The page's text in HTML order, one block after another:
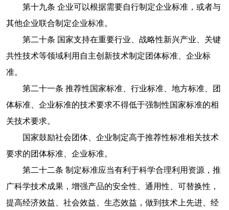
第十九条 企业可以根据需要自行制定企业标准，或者与
其他企业联合制定企业标准。
第二十条 国家支持在重要行业、战略性新兴产业、关键
共性技术等领域利用自主创新技术制定团体标准、企业标
准。
第二十一条 推荐性国家标准、行业标准、地方标准、团
体标准、企业标准的技术要求不得低于强制性国家标准的相
关技术要求。
国家鼓励社会团体、企业制定高于推荐性标准相关技术
要求的团体标准、企业标准。
第二十二条 制定标准应当有利于科学合理利用资源，推
广科学技术成果，增强产品的安全性、通用性、可替换性，
提高经济效益、社会效益、生态效益，做到技术上先进、经